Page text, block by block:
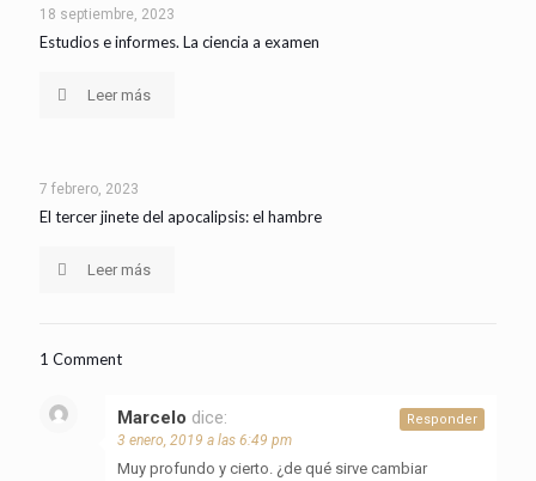
18 septiembre, 2023
Estudios e informes. La ciencia a examen
Leer más
7 febrero, 2023
El tercer jinete del apocalipsis: el hambre
Leer más
1 Comment
Marcelo dice:
3 enero, 2019 a las 6:49 pm
Muy profundo y cierto. ¿de qué sirve cambiar
Responder